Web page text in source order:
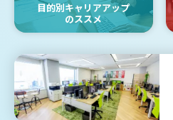
目的別キャリアアップ
のススメ